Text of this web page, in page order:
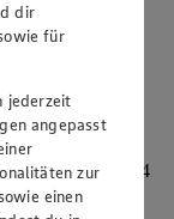
5 Sternen
4
dir
für
jederzeit
angepasst
zur
einen